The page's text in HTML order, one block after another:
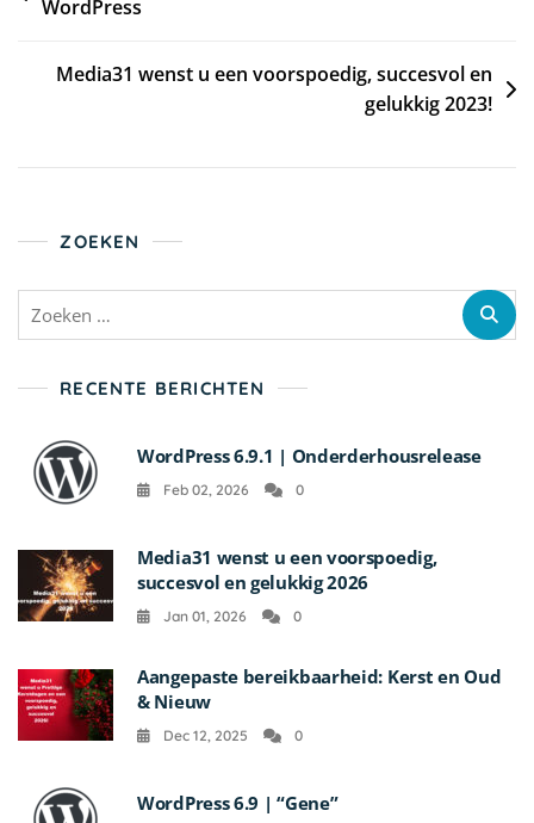
WordPress
Media31 wenst u een voorspoedig, succesvol en
gelukkig 2023!
ZOEKEN
RECENTE BERICHTEN
WordPress 6.9.1 | Onderderhousrelease
Feb 02, 2026 0
Media31 wenst u een voorspoedig,
succesvol en gelukkig 2026
Jan 01, 2026 0
Aangepaste bereikbaarheid: Kerst en Oud
& Nieuw
Dec 12, 2025 0
WordPress 6.9 | “Gene”